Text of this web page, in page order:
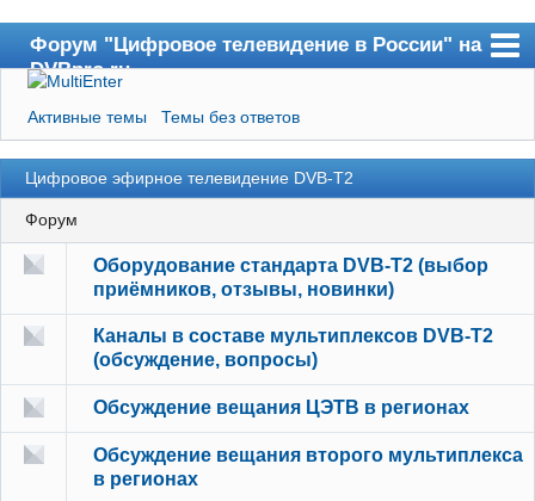
Форум "Цифровое телевидение в России" на
DVBpro.ru
Форум
Сайт DVBpro.ru
Поиск
Регистрация
Вход
Активные темы Темы без ответов
Цифровое эфирное телевидение DVB-T2
Форум
Оборудование стандарта DVB-T2 (выбор
приёмников, отзывы, новинки)
Каналы в составе мультиплексов DVB-T2
(обсуждение, вопросы)
Обсуждение вещания ЦЭТВ в регионах
Обсуждение вещания второго мультиплекса
в регионах